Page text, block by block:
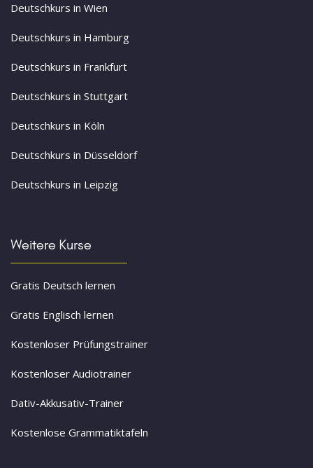
Deutschkurs in Wien
Deutschkurs in Hamburg
Deutschkurs in Frankfurt
Deutschkurs in Stuttgart
Deutschkurs in Köln
Deutschkurs in Düsseldorf
Deutschkurs in Leipzig
Weitere Kurse
Gratis Deutsch lernen
Gratis Englisch lernen
Kostenloser Prüfungstrainer
Kostenloser Audiotrainer
Dativ-Akkusativ-Trainer
Kostenlose Grammatiktafeln